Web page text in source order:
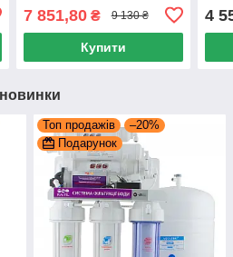
7 851,80₴ 9 130 ₴
Купити
4
новинки
Топ продажів
–20%
Подарунок